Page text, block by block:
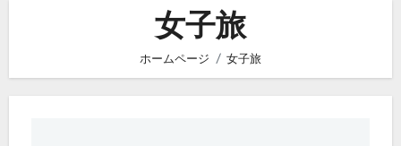
女子旅
ホームページ 女子旅